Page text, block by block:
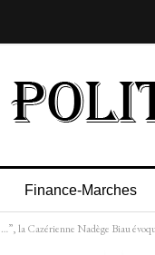
Finance-Marches
la Cazérienne Nadège Biau